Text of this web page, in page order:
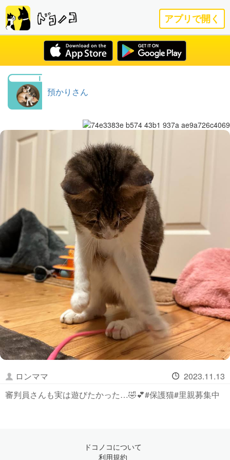
アプリで開く
預かりさん
ロンママ
2023.11.13
審判員さんも実は遊びたかった…🤣💕#保護猫#里親募集中
ドコノコについて
利用規約